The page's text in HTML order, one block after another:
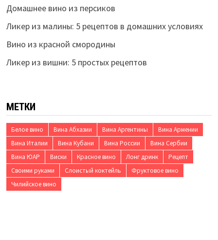
Домашнее вино из персиков
Ликер из малины: 5 рецептов в домашних условиях
Вино из красной смородины
Ликер из вишни: 5 простых рецептов
МЕТКИ
Белое вино Вина Абхазии Вина Аргентины
Вина Армении
Вина Италии
Вина Кубани Вина России
Вина Сербии
Вина ЮАР
Виски Красное вино Лонг дринк
Рецепт
Своими руками
Слоистый коктейль
Фруктовое вино
Чилийское вино